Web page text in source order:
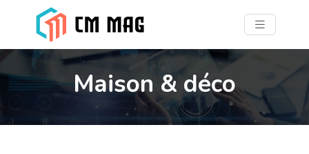
Maison & déco